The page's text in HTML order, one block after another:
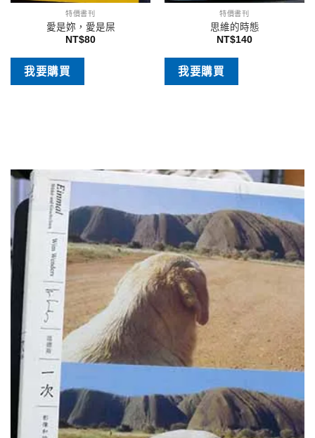
特價書刊
愛是妳，愛是屎
NT$80
我要購買
特價書刊
思維的時態
NT$140
我要購買